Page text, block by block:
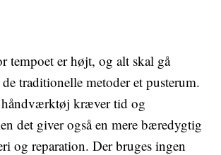
tempoet er højt, og alt skal gå
traditionelle metoder et pusterum.
håndværktøj kræver tid og
det giver også en mere bæredygtig
og reparation. Der bruges ingen